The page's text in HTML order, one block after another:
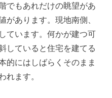
でもあれだけの眺望があ
があります。現地南側、
ています。何かが建つ可
していると住宅を建てる
的にはしばらくそのまま
れます。